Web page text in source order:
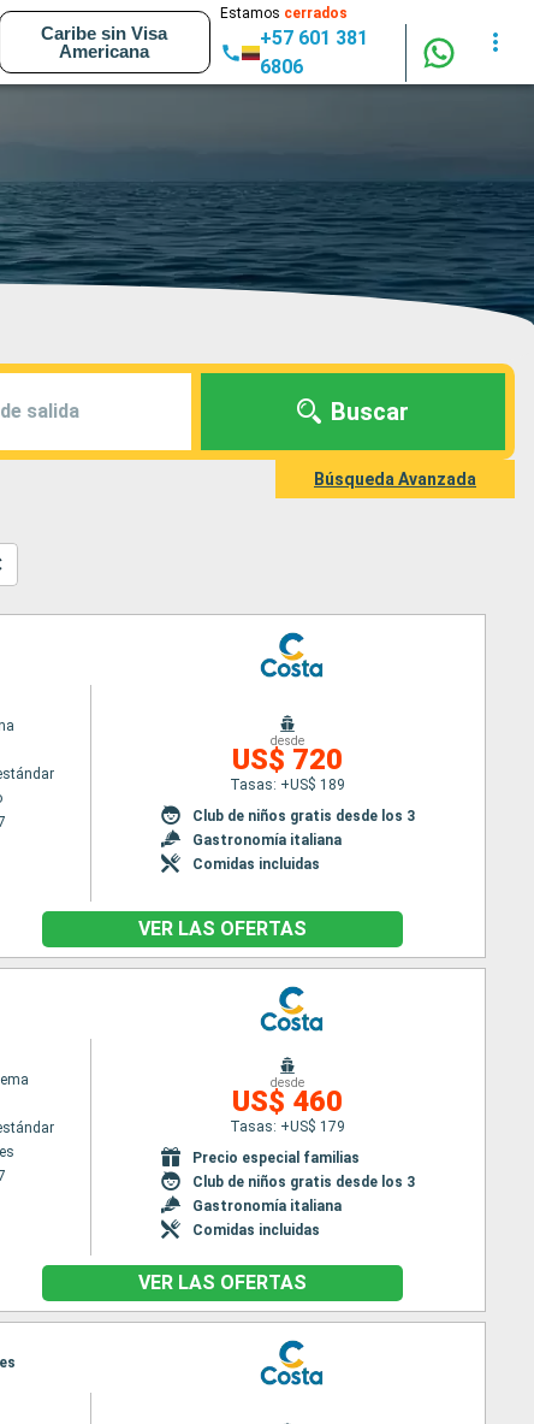
Caribe sin Visa
Americana
Estamos cerrados
+57 601 381
6806
salida Buscar
Búsqueda Avanzada
desde
US$ 720
Tasas: +US$ 189
Club de niños gratis desde los 3
Gastronomía italiana
Comidas incluidas
VER LAS OFERTAS
desde
US$ 460
Tasas: +US$ 179
Precio especial familias
Club de niños gratis desde los 3
Gastronomía italiana
Comidas incluidas
VER LAS OFERTAS